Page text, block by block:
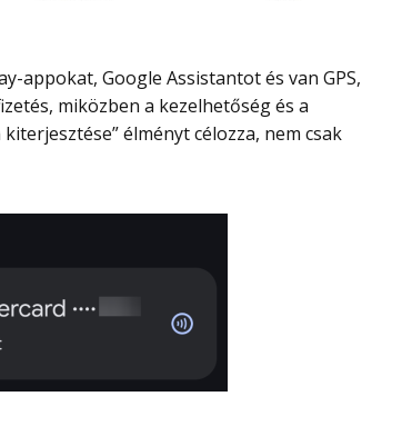
miközben a kezelhetőség és a
élményt célozza, nem csak